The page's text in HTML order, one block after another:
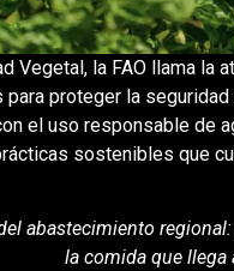
Vegetal, la FAO llama
proteger la seguridad
el uso responsable de
sostenibles que
abastecimiento
la comida que llega